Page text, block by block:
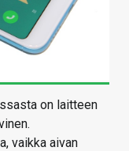
on laitteen
vaikka aivan